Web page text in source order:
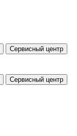
Сервисный центр
Сервисный центр